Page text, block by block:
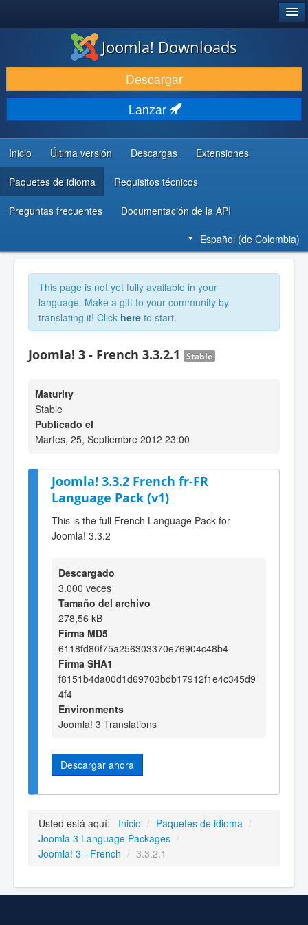
DESCARGAR
DESCUBRE Y APRENDE
COMUNIDAD Y AYUDA
RECURSOS PARA DESARROLLADORES
Joomla! Downloads
Descargar
Lanzar
Inicio Última versión Descargas Extensiones
Paquetes de idioma Requisitos técnicos
Preguntas frecuentes Documentación de la API
Español (de Colombia)
This page is not yet fully available in your
language. Make a gift to your community by
translating it! Click here to start.
Joomla! 3 - French 3.3.2.1 Stable
Maturity
Stable
Publicado el
Martes, 25, Septiembre 2012 23:00
Joomla! 3.3.2 French fr-FR
Language Pack (v1)
This is the full French Language Pack for
Joomla! 3.3.2
Descargado
3.000 veces
Tamaño del archivo
278,56 kB
Firma MD5
6118fd80f75a256303370e76904c48b4
Firma SHA1
f8151b4da00d1d69703bdb17912f1e4c345d9
4f4
Environments
Joomla! 3 Translations
Descargar ahora
Usted está aquí: Inicio / Paquetes de idioma /
Joomla 3 Language Packages /
Joomla! 3 - French / 3.3.2.1